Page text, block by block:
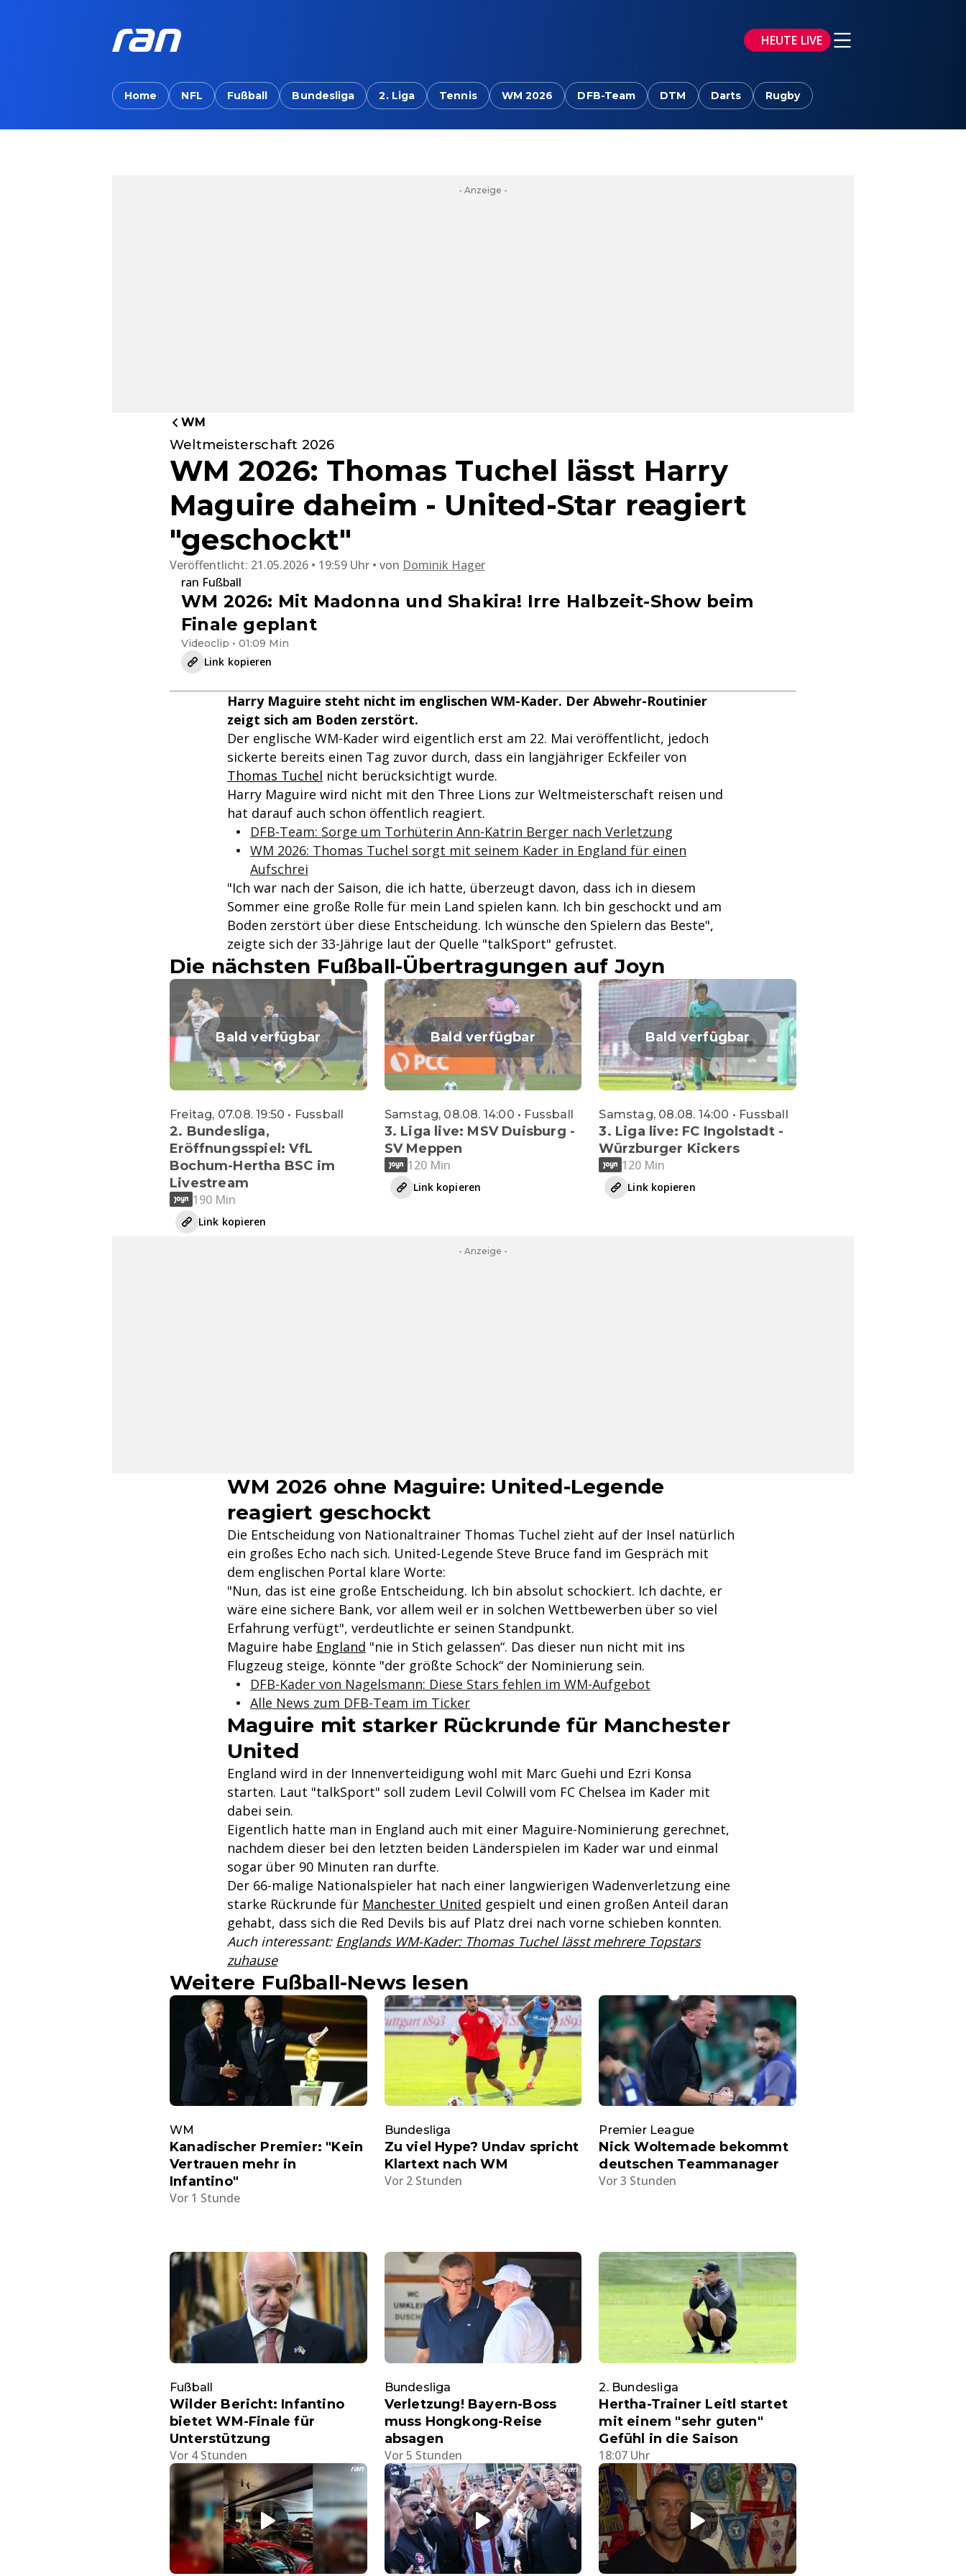
HEUTE LIVE
Home NFL Fußball Bundesliga 2. Liga Tennis WM 2026 DFB-Team DTM Darts Rugby
- Anzeige -
WM
Weltmeisterschaft 2026
WM 2026: Thomas Tuchel lässt Harry
Maguire daheim - United-Star reagiert
"geschockt"
Veröffentlicht: 21.05.2026 • 19:59 Uhr von Dominik Hager
ran Fußball
WM 2026: Mit Madonna und Shakira! Irre Halbzeit-Show beim
Finale geplant
Videoclip • 01:09 Min
Link kopieren
Harry Maguire steht nicht im englischen WM-Kader. Der Abwehr-Routinier
zeigt sich am Boden zerstört.
Der englische WM-Kader wird eigentlich erst am 22. Mai veröffentlicht, jedoch
sickerte bereits einen Tag zuvor durch, dass ein langjähriger Eckfeiler von
Thomas Tuchel nicht berücksichtigt wurde.
Harry Maguire wird nicht mit den Three Lions zur Weltmeisterschaft reisen und
hat darauf auch schon öffentlich reagiert.
DFB-Team: Sorge um Torhüterin Ann-Katrin Berger nach Verletzung
WM 2026: Thomas Tuchel sorgt mit seinem Kader in England für einen
Aufschrei
"Ich war nach der Saison, die ich hatte, überzeugt davon, dass ich in diesem
Sommer eine große Rolle für mein Land spielen kann. Ich bin geschockt und am
Boden zerstört über diese Entscheidung. Ich wünsche den Spielern das Beste",
zeigte sich der 33-Jährige laut der Quelle "talkSport" gefrustet.
Die nächsten Fußball-Übertragungen auf Joyn
Bald verfügbar
Freitag, 07.08. 19:50 • Fussball
2. Bundesliga,
Eröffnungsspiel: VfL
Bochum-Hertha BSC im
Livestream
190 Min
Link kopieren
Bald verfügbar
Samstag, 08.08. 14:00 • Fussball
3. Liga live: MSV Duisburg -
SV Meppen
120 Min
Link kopieren
Bald verfügbar
Samstag, 08.08. 14:00 • Fussball
3. Liga live: FC Ingolstadt -
Würzburger Kickers
120 Min
Link kopieren
- Anzeige -
WM 2026 ohne Maguire: United-Legende
reagiert geschockt
Die Entscheidung von Nationaltrainer Thomas Tuchel zieht auf der Insel natürlich
ein großes Echo nach sich. United-Legende Steve Bruce fand im Gespräch mit
dem englischen Portal klare Worte:
"Nun, das ist eine große Entscheidung. Ich bin absolut schockiert. Ich dachte, er
wäre eine sichere Bank, vor allem weil er in solchen Wettbewerben über so viel
Erfahrung verfügt", verdeutlichte er seinen Standpunkt.
Maguire habe England "nie in Stich gelassen“. Das dieser nun nicht mit ins
Flugzeug steige, könnte "der größte Schock“ der Nominierung sein.
DFB-Kader von Nagelsmann: Diese Stars fehlen im WM-Aufgebot
Alle News zum DFB-Team im Ticker
Maguire mit starker Rückrunde für Manchester
United
England wird in der Innenverteidigung wohl mit Marc Guehi und Ezri Konsa
starten. Laut "talkSport" soll zudem Levil Colwill vom FC Chelsea im Kader mit
dabei sein.
Eigentlich hatte man in England auch mit einer Maguire-Nominierung gerechnet,
nachdem dieser bei den letzten beiden Länderspielen im Kader war und einmal
sogar über 90 Minuten ran durfte.
Der 66-malige Nationalspieler hat nach einer langwierigen Wadenverletzung eine
starke Rückrunde für Manchester United gespielt und einen großen Anteil daran
gehabt, dass sich die Red Devils bis auf Platz drei nach vorne schieben konnten.
Auch interessant: Englands WM-Kader: Thomas Tuchel lässt mehrere Topstars
zuhause
Weitere Fußball-News lesen
WM
Kanadischer Premier: "Kein
Vertrauen mehr in
Infantino"
Vor 1 Stunde
Bundesliga
Zu viel Hype? Undav spricht
Klartext nach WM
Vor 2 Stunden
Premier League
Nick Woltemade bekommt
deutschen Teammanager
Vor 3 Stunden
Fußball
Wilder Bericht: Infantino
bietet WM-Finale für
Unterstützung
Vor 4 Stunden
Bundesliga
Verletzung! Bayern-Boss
muss Hongkong-Reise
absagen
Vor 5 Stunden
2. Bundesliga
Hertha-Trainer Leitl startet
mit einem "sehr guten"
Gefühl in die Saison
18:07 Uhr